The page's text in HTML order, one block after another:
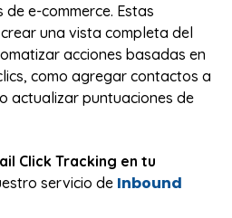
e-commerce. Estas
una vista completa del
acciones basadas en
como agregar contactos a
actualizar puntuaciones de
Click Tracking en tu
servicio de Inbound